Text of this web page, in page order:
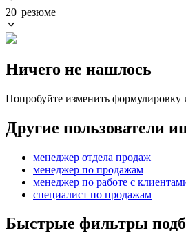
20 резюме
Ничего не нашлось
Попробуйте изменить формулировку
Другие пользователи
менеджер отдела продаж
менеджер по продажам
менеджер по работе с
специалист по продажам
Быстрые фильтры